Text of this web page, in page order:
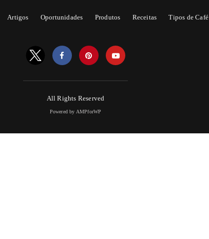
Artigos Oportunidades Produtos Receitas Tipos de Café
All Rights Reserved
Powered by AMPforWP